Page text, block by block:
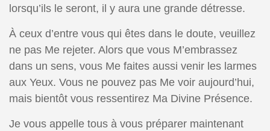
lorsqu’ils le seront, il y aura une grande détresse.
À ceux d’entre vous qui êtes dans le doute, veuillez
ne pas Me rejeter. Alors que vous M’embrassez
dans un sens, vous Me faites aussi venir les larmes
aux Yeux. Vous ne pouvez pas Me voir aujourd’hui,
mais bientôt vous ressentirez Ma Divine Présence.
Je vous appelle tous à vous préparer maintenant